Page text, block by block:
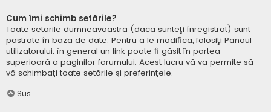
Cum îmi schimb setările?
Toate setările dumneavoastră (dacă sunteţi înregistrat) sunt
păstrate în baza de date. Pentru a le modifica, folosiţi Panoul
utilizatorului; în general un link poate fi găsit în partea
superioară a paginilor forumului. Acest lucru vă va permite să
vă schimbaţi toate setările şi preferinţele.
Sus